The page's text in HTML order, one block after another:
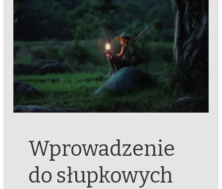
Wprowadzenie
do słupkowych